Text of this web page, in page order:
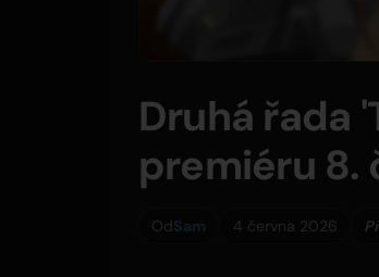
Druhá řada
premiéru 8.
OdSam 4 června 2026